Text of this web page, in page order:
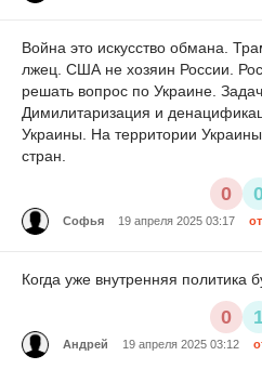
Война это искусство обмана.
лжец. США не хозяин России.
решать вопрос по Украине.
Димилитаризация и
Украины. На территории Украины
стран.
0
Софья 19 апреля 2025 03:17
Когда уже внутренняя политика
0
Андрей 19 апреля 2025 03:12